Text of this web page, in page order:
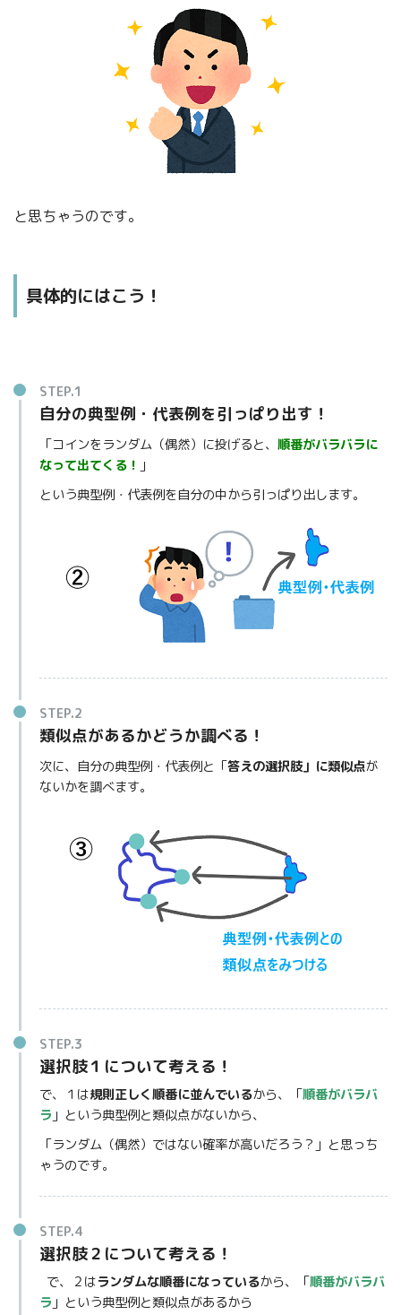
と思ちゃうのです。
具体的にはこう！
STEP.1
自分の典型例・代表例を引っぱり出す！
「コインをランダム（偶然）に投げると、 順番がバラバラに
なって出てくる！ 」
という典型例・代表例を自分の中から引っぱり出します。
STEP.2
類似点があるかどうか調べる！
次に、自分の典型例・代表例と「答えの選択肢」に類似点が
ないかを調べます。
STEP.3
選択肢１について考える！
で、１は規則正しく順番に並んでいるから、「順番がバラバ
ラ 」という典型例と類似点がないから、
「ランダム（偶然）ではない確率が高いだろう？」と思っち
ゃうのです。
STEP.4
選択肢２について考える！
で、２はランダムな順番になっているから、「順番がバラバ
ラ 」という典型例と類似点があるから